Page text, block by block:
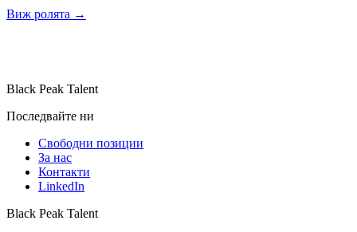
Виж ролята →
Black Peak Talent
Последвайте ни
Свободни позиции
За нас
Контакти
LinkedIn
Black Peak Talent